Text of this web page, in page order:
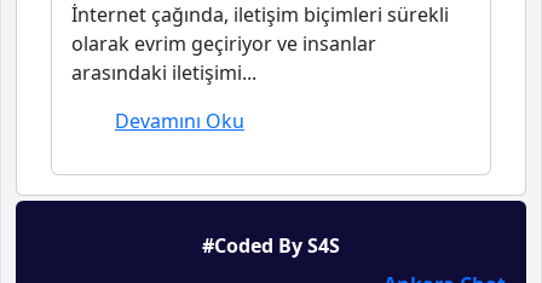
İnternet çağında, iletişim biçimleri sürekli
olarak evrim geçiriyor ve insanlar
arasındaki iletişimi...
Devamını Oku
#Coded By S4S